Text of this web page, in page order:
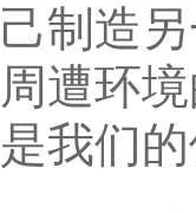
己制造
周遭环
是我们的